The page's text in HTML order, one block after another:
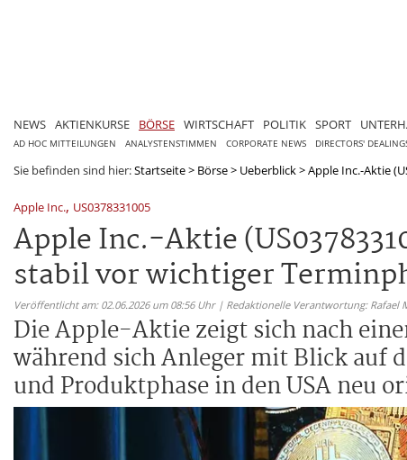
NEWS AKTIENKURSE BÖRSE WIRTSCHAFT POLITIK SPORT
AD HOC MITTEILUNGEN ANALYSTENSTIMMEN CORPORATE NEWS DIRECTORS'
Sie befinden sind hier:Startseite> Börse> Ueberblick>Apple Inc.-Aktie
Apple Inc., US0378331005
Apple Inc.-Aktie
stabil vor wichtiger
Veröffentlicht am: 02.06.2026 um 08:56 Uhr | Redaktionelle Verantwortung: Rafael
Die Apple-Aktie zeigt sich nach
während sich Anleger mit Blick auf
und Produktphase in den USA neu